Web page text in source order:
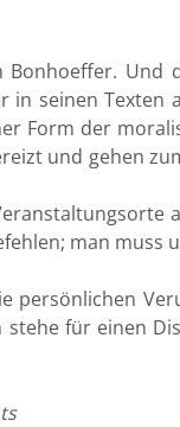
Und
seinen
Form der
und gehen
man muss
persönlichen
für einen